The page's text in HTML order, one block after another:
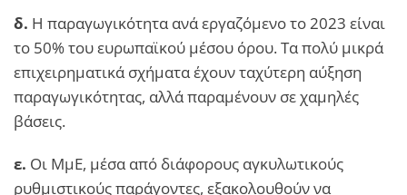
δ. Η παραγωγικότητα ανά εργαζόμενο το 2023 είναι
το 50% του ευρωπαϊκού μέσου όρου. Τα πολύ μικρά
επιχειρηματικά σχήματα έχουν ταχύτερη αύξηση
παραγωγικότητας, αλλά παραμένουν σε χαμηλές
βάσεις.
ε. Οι ΜμΕ, μέσα από διάφορους αγκυλωτικούς
ρυθμιστικούς παράγοντες, εξακολουθούν να